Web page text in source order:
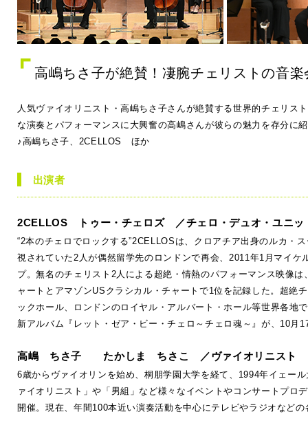
高嶋ちさ子が絶賛！凄腕チェリストの音楽
人気ヴァイオリニスト・高嶋ちさ子さんが絶賛する世界的チェリ
な演奏とパフォーマンスに大興奮の高嶋さんが彼らの魅力を存分に
♪高嶋ちさ子、2CELLOS ほか
出演者
2CELLOS トゥー・チェロズ ／チェロ・デュオ・ユニッ
“2本のチェロでロックする”2CELLOSは、クロアチア出身のルカ・
視されていた2人が偶然留学先のロンドンで再会、2011年1月マイ
プ。無名のチェリスト2人による超絶・情熱のパフォーマンス映像
ャートとアマゾンUSクラシカル・チャートで1位を記録した。超絶
ックホール、ロンドンのロイヤル・アルバート・ホール等世界各地
新アルバム『レット・ゼア・ビー・チェロ～チェロ魂～』が、10月
高嶋 ちさ子 たかしま ちさこ ／ヴァイオリニスト
6歳からヴァイオリンを始め、桐朋学園大学を経て、1994年イェー
ァイオリニスト」や「男組」など様々なイベントやコンサートプ
開催。現在、年間100本近い演奏活動を中心にテレビやラジオなど